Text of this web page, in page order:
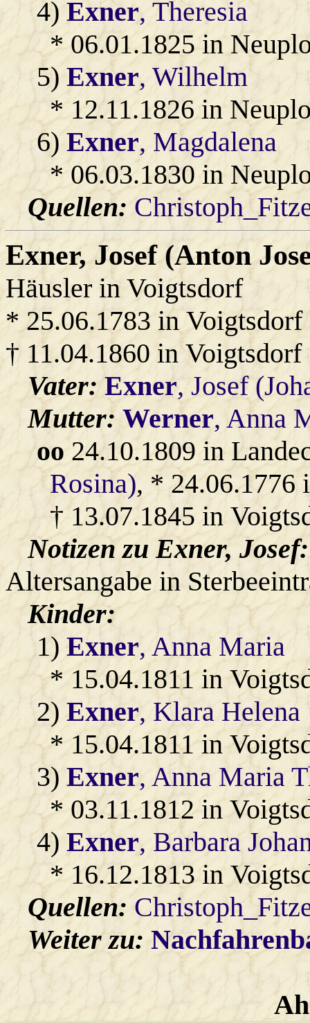
4)Exner, Theresia
* 06.01.1825 in
5)Exner, Wilhelm
* 12.11.1826 in
6)Exner, Magdalena
* 06.03.1830 in
Quellen:
Exner, Josef (Anton
Häusler in Voigtsdorf
* 25.06.1783 in Voigtsdorf
† 11.04.1860 in Voigtsdorf
Vater:Exner, Josef
Mutter:Werner, Anna
oo24.10.1809 in
Rosina), * 24.06.1776
† 13.07.1845 in
Notizen zu Exner, Josef:
Altersangabe in
Kinder:
1)Exner, Anna Maria
* 15.04.1811 in
2)Exner, Klara Helena
* 15.04.1811 in
3)Exner, Anna Maria
* 03.11.1812 in
4)Exner, Barbara
* 16.12.1813 in
Quellen:
Weiter zu: